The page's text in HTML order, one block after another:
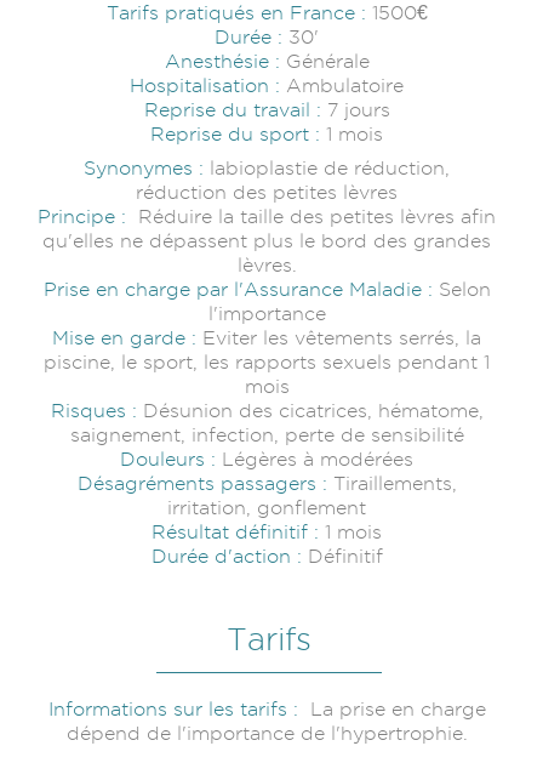
Tarifs pratiqués en France : 1500€
Durée : 30'
Anesthésie : Générale
Hospitalisation : Ambulatoire
Reprise du travail : 7 jours
Reprise du sport :1 mois
Synonymes :
labioplastie de réduction,
réduction des petites lèvres
Principe :
Réduire la taille des petites lèvres afin
qu'elles ne dépassent plus le bord des grandes
lèvres.
Prise en charge par l'Assurance Maladie : Selon
l'importance
Mise en garde : Eviter les vêtements serrés, la
piscine, le sport, les rapports sexuels pendant 1
mois
Risques : Désunion des cicatrices, hématome,
saignement, infection, perte de sensibilité
Douleurs : Légères à modérées
Désagréments passagers : Tiraillements,
irritation, gonflement
Résultat définitif :1 mois
Durée d'action : Définitif
Tarifs
Informations sur les tarifs :
La prise en charge
dépend de l'importance de l'hypertrophie.